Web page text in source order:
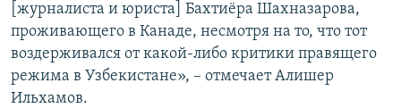
[журналиста и юриста] Бахтиёра Шахназарова,
проживающего в Канаде, несмотря на то, что тот
воздерживался от какой-либо критики правящего
режима в Узбекистане», – отмечает Алишер
Ильхамов.